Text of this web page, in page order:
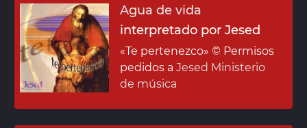
Agua de vida
interpretado por Jesed
«Te pertenezco» © Permisos
pedidos a Jesed Ministerio
de música